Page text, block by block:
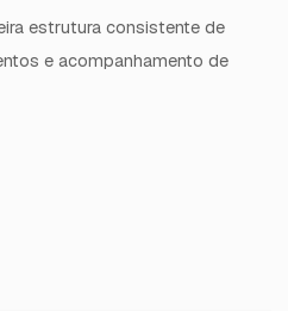
estrutura consistente de
e acompanhamento de